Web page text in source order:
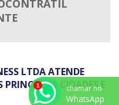
LTDA ATENDE
CIDADES E
chamar no
WhatsApp